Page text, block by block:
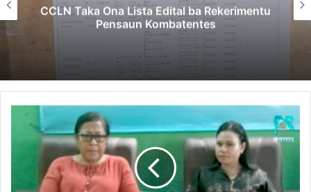
CCLN Taka Ona Lista Edital ba Rekerimentu
Pensaun Kombatentes